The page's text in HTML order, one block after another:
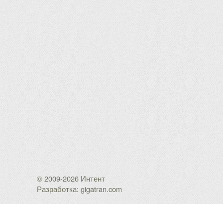
© 2009-2026 Интент
Разработка: gigatran.com